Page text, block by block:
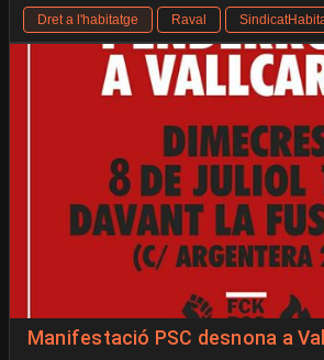
Dret a l'habitatge Raval
Manifestació PSC desnona a